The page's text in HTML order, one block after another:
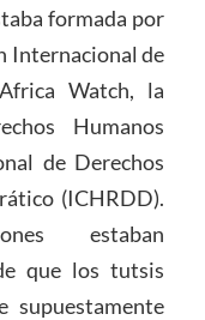
formada por
Internacional de
Watch, la
Humanos
de Derechos
(ICHRDD).
estaban
que los tutsis
supuestamente